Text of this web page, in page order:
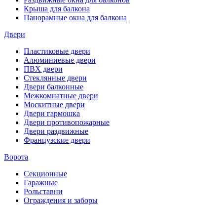
Крыша для балкона
Панорамные окна для балкона
Двери
Пластиковые двери
Алюминиевые двери
ПВХ двери
Стеклянные двери
Двери балконные
Межкомнатные двери
Москитные двери
Двери гармошка
Двери противопожарные
Двери раздвижные
Французские двери
Ворота
Секционные
Гаражные
Рольставни
Ограждения и заборы